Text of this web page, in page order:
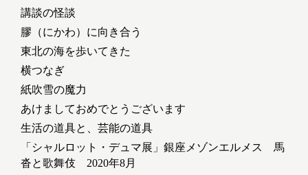
講談の怪談
膠（にかわ）に向き合う
東北の海を歩いてきた
横つなぎ
紙吹雪の魔力
あけましておめでとうございます
生活の道具と、芸能の道具
「シャルロット・デュマ展」銀座メゾンエルメス 馬
沓と歌舞伎 2020年8月